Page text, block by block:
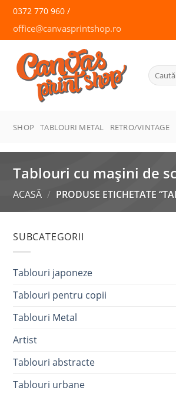
Skip
content
0372 770 960 /
office@canvasprintshop.ro
CANVAS
PRINT SHOP
Caută
după:
SHOP TABLOURI METAL RETRO/VINTAGE
Tablouri cu mașini de
ACASĂ / PRODUSE ETICHETATE
SUBCATEGORII
Tablouri japoneze
Tablouri pentru copii
Tablouri Metal
Artist
Tablouri abstracte
Tablouri urbane